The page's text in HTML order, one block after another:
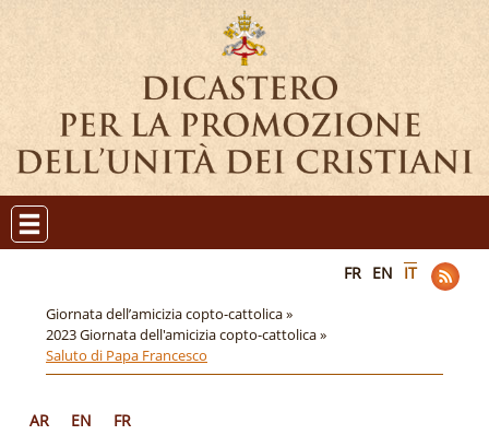
FR EN IT
Giornata dell’amicizia copto-cattolica »
2023 Giornata dell'amicizia copto-cattolica »
Saluto di Papa Francesco
AR EN FR